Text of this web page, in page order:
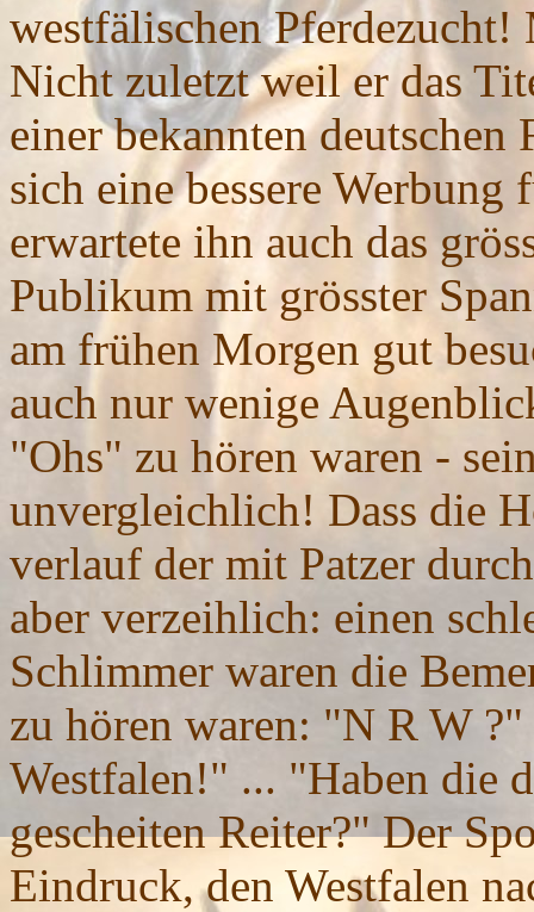
westfälischen Pferdezucht!
Nicht zuletzt weil er das
einer bekannten
sich eine bessere Werbung
erwartete ihn auch das
Publikum mit grösster
am frühen Morgen gut
auch nur wenige
"Ohs" zu hören waren -
unvergleichlich! Dass die
verlauf der mit Patzer
aber verzeihlich: einen
Schlimmer waren die
zu hören waren: "N R W
Westfalen!" ... "Haben die
gescheiten Reiter?" Der
Eindruck, den Westfalen